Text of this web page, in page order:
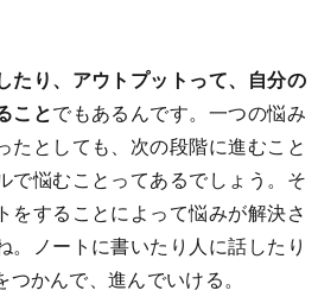
たり、アウトプットって、自分の
ことでもあるんです。一つの悩み
たとしても、次の段階に進むこと
で悩むことってあるでしょう。そ
をすることによって悩みが解決さ
。ノートに書いたり人に話したり
かんで、進んでいける。